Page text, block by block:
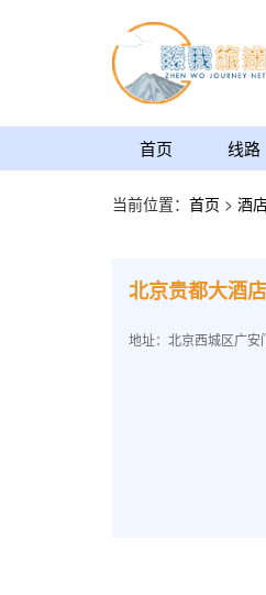
首页 线路
当前位置： 首页 > 酒
北京贵都大酒店
地址：北京西城区广